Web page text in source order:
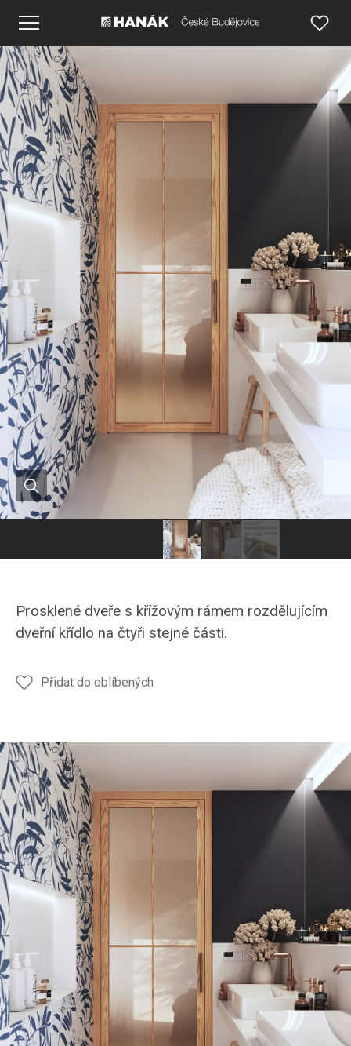
Prosklené
dveře
FRAME
Prosklené
dveře
FRAME
Prosklené dveře s křížovým rámem rozdělujícím
dveřní křídlo na čtyři stejné části.
Přidat do oblíbených